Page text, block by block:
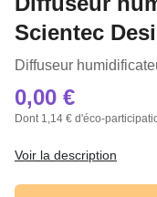
Scientec
Diffuseur
0,00 €
Dont 1,14 € d'éco-
Voir la description